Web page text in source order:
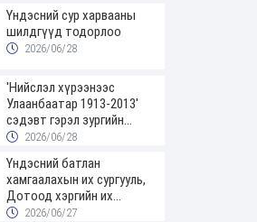
Үндэсний сур харвааны
шилдгүүд тодорлоо
2026/06/28
'Нийслэл хүрээнээс
Улаанбаатар 1913-2013'
сэдэвт гэрэл зургийн
үзэсгэлэнгээр зочиллоо
2026/06/28
Үндэсний батлан
хамгаалахын их сургууль,
Дотоод хэргийн их
сургуулийн төгсөгчид
2026/06/27